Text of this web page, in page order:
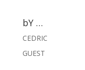
bY …
CEDRIC
GUEST